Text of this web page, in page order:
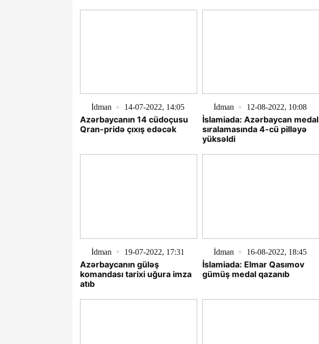
İdman 14-07-2022, 14:05
Azərbaycanın 14 cüdoçusu
Qran-pridə çıxış edəcək
İdman 12-08-2022, 10:08
İslamiada: Azərbaycan medal
sıralamasında 4-cü pilləyə
yüksəldi
İdman 19-07-2022, 17:31
Azərbaycanın güləş
komandası tarixi uğura imza
atıb
İdman 16-08-2022, 18:45
İslamiada: Elmar Qasımov
gümüş medal qazanıb